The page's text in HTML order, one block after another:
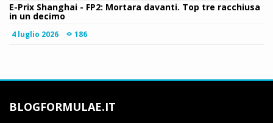
E-Prix Shanghai - FP2: Mortara davanti. Top tre racchiusa
in un decimo
4 luglio 2026 186
BLOGFORMULAE.IT